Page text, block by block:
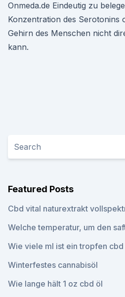
Onmeda.de Eindeutig zu
Konzentration des Serotonins
Gehirn des Menschen nicht
kann.
Featured Posts
Cbd vital naturextrakt
Welche temperatur, um den
Wie viele ml ist ein tropfen cbd
Winterfestes cannabisöl
Wie lange hält 1 oz cbd öl